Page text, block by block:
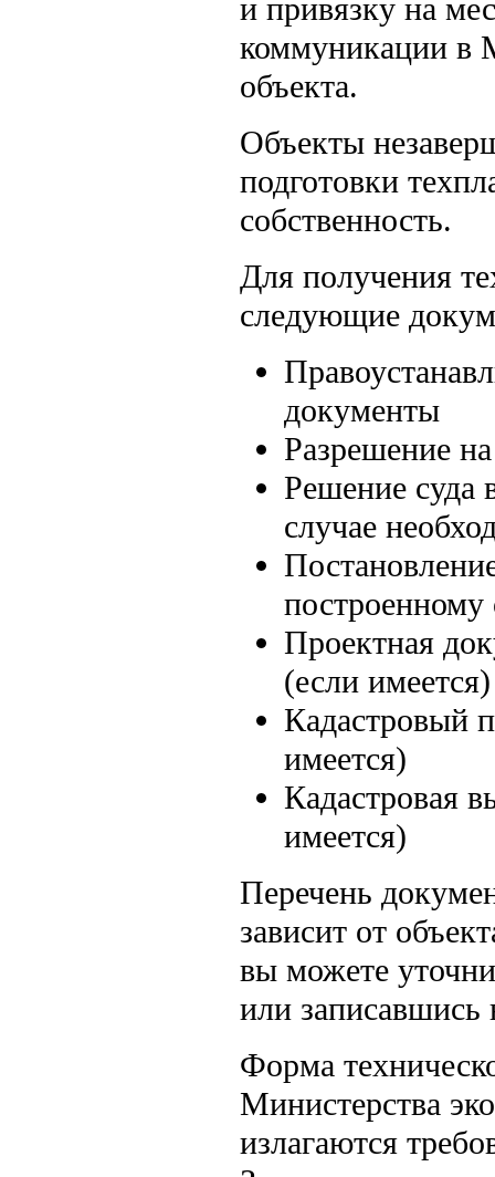
и привязку на
коммуникации в
объекта.
Объекты
подготовки
собственность.
Для получения
следующие
документы
Разрешение
Решение суда
случае
Проектная
(если имеется)
Кадастровый
имеется)
Кадастровая
имеется)
Перечень
зависит от
вы можете
или записавшись
Форма
Министерства
излагаются